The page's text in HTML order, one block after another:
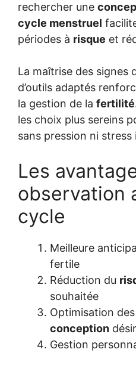
rechercher une
cycle menstruel
périodes à risque et
La maîtrise des signes
d’outils adaptés
la gestion de la fertilité
les choix plus sereins
sans pression ni stress
Les
observation
cycle
Meilleure
fertile
Réduction du
souhaitée
Optimisation
conception
Gestion